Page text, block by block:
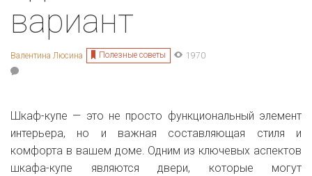
вариант
Валентина Люсина Полезные советы 1970
Шкаф-купе — это не просто функциональный элемент
интерьера, но и важная составляющая стиля и
комфорта в вашем доме. Одним из ключевых аспектов
шкафа-купе являются двери, которые могут